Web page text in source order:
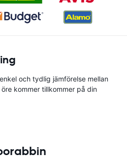
och tydlig jämförelse mellan
kommer tillkommer på din